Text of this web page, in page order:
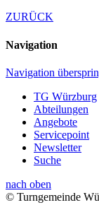
ZURÜCK
Navigation
Navigation
TG Würzburg
Abteilungen
Angebote
Servicepoint
Newsletter
Suche
nach oben
© Turngemeinde